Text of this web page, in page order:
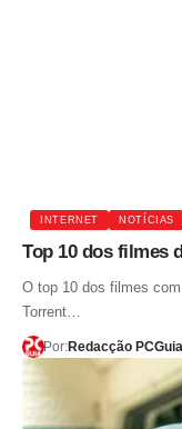
INTERNET NOTÍCIAS
Top 10 dos filmes
O top 10 dos filmes
Torrent…
Por:Redacção PCGuia